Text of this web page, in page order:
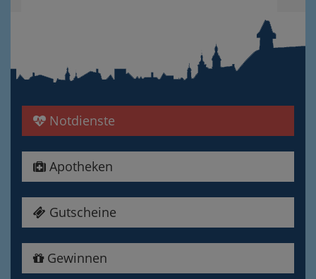
Notdienste
Apotheken
Gutscheine
Gewinnen